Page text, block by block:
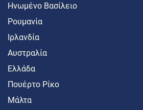
Ηνωμένο Βασίλειο
Ρουμανία
Ιρλανδία
Αυστραλία
Ελλάδα
Πουέρτο Ρίκο
Μάλτα